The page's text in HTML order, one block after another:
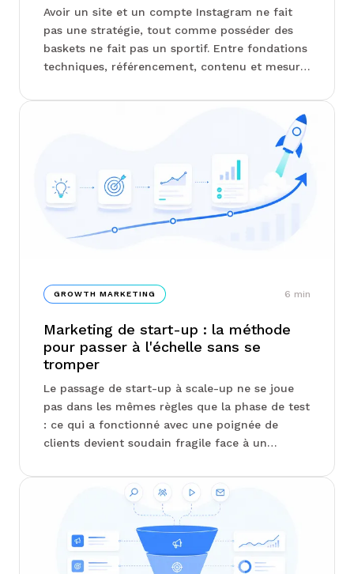
Avoir un site et un compte Instagram ne fait
pas une stratégie, tout comme posséder des
baskets ne fait pas un sportif. Entre fondations
techniques, référencement, contenu et mesure
par étapes, et savoir où l'on se situe change
tout. Chez Junto, on vous explique comment
concentrer vos efforts là où ils comptent
vraiment...
GROWTH MARKETING 6 min
Marketing de start-up : la méthode
pour passer à l'échelle sans se
tromper
Le passage de start-up à scale-up ne se joue
pas dans les mêmes règles que la phase de test
: ce qui a fonctionné avec une poignée de
clients devient soudain fragile face à un
structuration d'équipe, arbitrage entre
acquisition et fidélisation : les leviers à
actionner ne sont pas ceux qu'on croit, et
l'équipe Junto détaille les pièges les plus
fréquents à ce stade...